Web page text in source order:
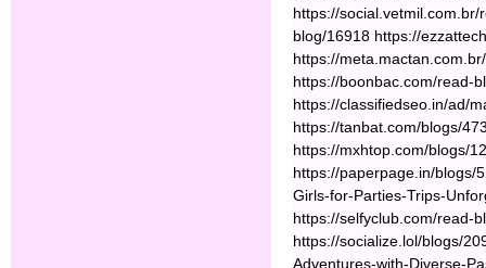
https://
blog/16918 https://
https://
https://boonbac.com/read-
https://classifiedseo.in/ad/
https://tanbat.com/blogs/
https://mxhtop.com/blogs/
https://paperpage.in/blogs/
Girls-for-Parties-Trips-
https://selfyclub.com/read-
https://socialize.lol/blogs/
Adventures-with-Diverse-